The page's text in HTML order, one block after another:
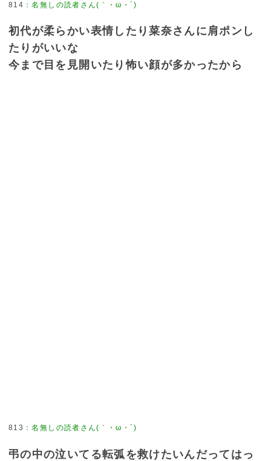
814 ：名無しの読者さん(｀・ω・´)
初代が柔らかい表情したり菜奈さんに肩ポンし
たりがいいな
今まで目を見開いたり怖い顔が多かったから
813 ：名無しの読者さん(｀・ω・´)
弔の中の泣いてる転弧を救けたいんだってはっ